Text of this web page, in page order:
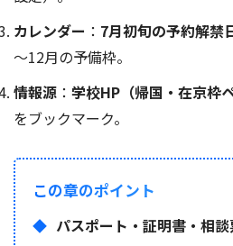
カレンダー ： 7月初旬の予約解禁
～12月の予備枠。
情報源 ： 学校HP（帰国・在京枠
をブックマーク。
この章のポイント
パスポート・証明書・相